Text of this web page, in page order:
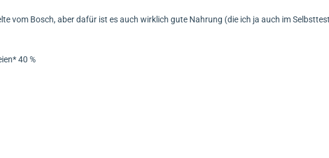
vom Bosch, aber dafür ist es auch wirklich gute Nahrung (die ich ja auch im
40 %